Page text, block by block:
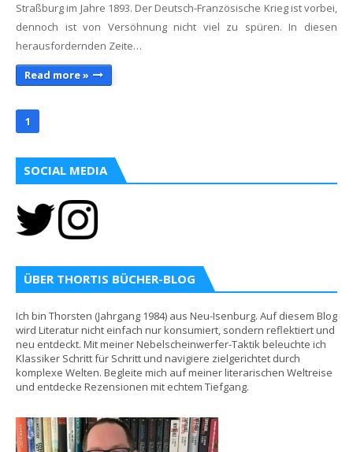
Straßburg im Jahre 1893. Der Deutsch-Französische Krieg ist vorbei,
dennoch ist von Versöhnung nicht viel zu spüren. In diesen
herausfordernden Zeite…
Read more »
1
SOCIAL MEDIA
ÜBER THORTIS BÜCHER-BLOG
Ich bin Thorsten (Jahrgang 1984) aus Neu-Isenburg. Auf diesem Blog
wird Literatur nicht einfach nur konsumiert, sondern reflektiert und
neu entdeckt. Mit meiner Nebelscheinwerfer-Taktik beleuchte ich
Klassiker Schritt für Schritt und navigiere zielgerichtet durch
komplexe Welten. Begleite mich auf meiner literarischen Weltreise
und entdecke Rezensionen mit echtem Tiefgang.